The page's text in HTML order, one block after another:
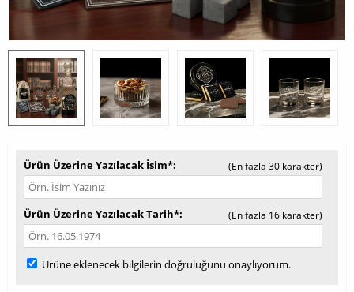
Ürün Üzerine Yazılacak İsim* (En fazla 30 karakter)
Ürün Üzerine Yazılacak Tarih* (En fazla 16 karakter)
Ürüne eklenecek bilgilerin doğruluğunu onaylıyorum.